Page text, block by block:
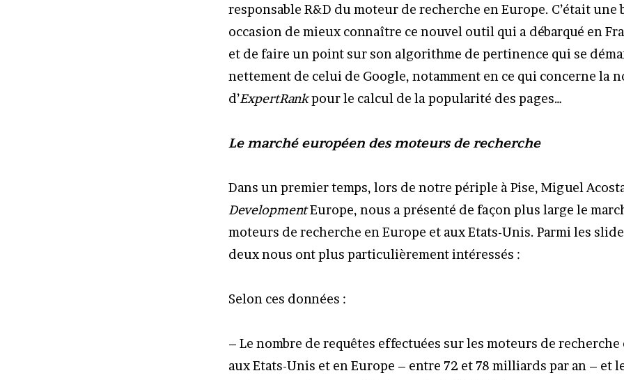
responsable R&D du moteur de recherche en Europe. C’était une
occasion de mieux connaître ce nouvel outil qui a débarqué en
et de faire un point sur son algorithme de pertinence qui se
nettement de celui de Google, notamment en ce qui concerne la
d’ExpertRankpour le calcul de la popularité des pages…
Le marché européen des moteurs de recherche
Dans un premier temps, lors de notre périple à Pise, Miguel
DevelopmentEurope, nous a présenté de façon plus large le
moteurs de recherche en Europe et aux Etats-Unis. Parmi les
deux nous ont plus particulièrement intéressés :
Selon ces données :
– Le nombre de requêtes effectuées sur les moteurs de recherche
aux Etats-Unis et en Europe – entre 72 et 78 milliards par an – et